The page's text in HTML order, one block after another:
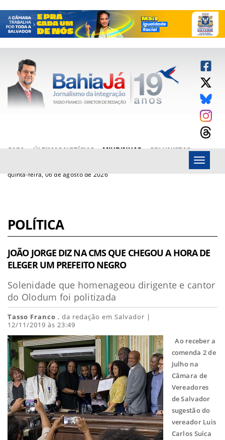
CAPA ÚLTIMAS NOTÍCIAS MIUDINHAS
COLUNISTAS
quinta-feira, 06 de agosto de 2026
Menu
POLÍTICA
JOÃO JORGE DIZ NA CMS QUE CHEGOU A HORA DE
ELEGER UM PREFEITO NEGRO
Solenidade que homenageou dirigente e cantor
do Olodum foi politizada
Tasso Franco , da redação em Salvador |
12/11/2019 às 23:49
Ao receber a
comenda 2 de
Julho na
Câmara de
Vereadores
de Salvador
sugestão do
vereador Luis
Carlos Suica